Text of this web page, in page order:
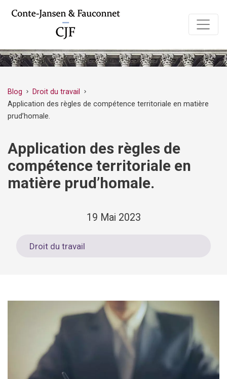
Blog chevron_right Droit du travail chevron_right
Application des règles de compétence territoriale en matière
prud’homale.
Application des règles de
compétence territoriale en
matière prud’homale.
19 Mai 2023
Droit du travail